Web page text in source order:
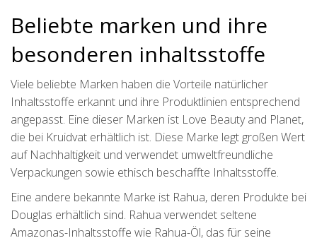
Beliebte marken und ihre
besonderen inhaltsstoffe
Viele beliebte Marken haben die Vorteile natürlicher
Inhaltsstoffe erkannt und ihre Produktlinien entsprechend
angepasst. Eine dieser Marken ist Love Beauty and Planet,
die bei Kruidvat erhältlich ist. Diese Marke legt großen Wert
auf Nachhaltigkeit und verwendet umweltfreundliche
Verpackungen sowie ethisch beschaffte Inhaltsstoffe.
Eine andere bekannte Marke ist Rahua, deren Produkte bei
Douglas erhältlich sind. Rahua verwendet seltene
Amazonas-Inhaltsstoffe wie Rahua-Öl, das für seine